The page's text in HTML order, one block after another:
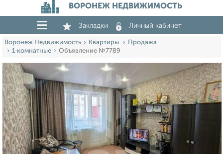
ВОРОНЕЖ НЕДВИЖИМОСТЬ
Закладки Личный кабинет
Воронеж Недвижимость Квартиры
Продажа
1‑комнатные
Объявление №7789